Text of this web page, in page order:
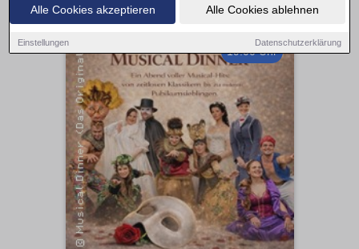
Alle Cookies akzeptieren Alle Cookies ablehnen
Einstellungen Datenschutzerklärung
19:00 Uhr